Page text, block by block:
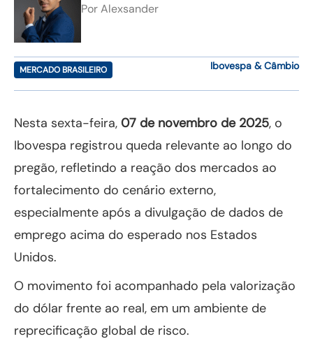
PorAlexsander
MERCADO BRASILEIRO Ibovespa & Câmbio
Nesta sexta-feira, 07 de novembro de 2025, o
Ibovespa registrou queda relevante ao longo do
pregão, refletindo a reação dos mercados ao
fortalecimento do cenário externo,
especialmente após a divulgação de dados de
emprego acima do esperado nos Estados
Unidos.
O movimento foi acompanhado pela valorização
do dólar frente ao real, em um ambiente de
reprecificação global de risco.